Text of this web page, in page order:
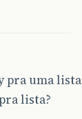
pra uma
lista?